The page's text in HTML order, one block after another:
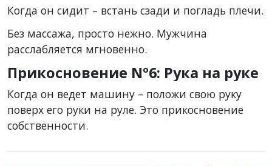
Когда он сидит – встань сзади и погладь плечи.
Без массажа, просто нежно. Мужчина
расслабляется мгновенно.
Прикосновение Nº6: Рука на руке
Когда он ведет машину – положи свою руку
поверх его руки на руле. Это прикосновение
собственности.